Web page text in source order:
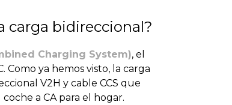
carga bidireccional?
Charging System), el
ya hemos visto, la carga
V2H y cable CCS que
a CA para el hogar.